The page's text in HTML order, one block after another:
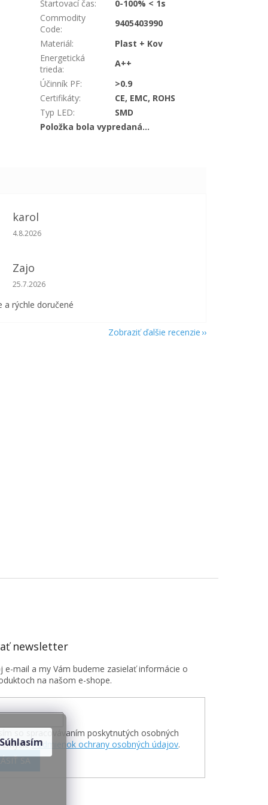
Súhlasím
Štartovací čas:
0-100% < 1s
Commodity
Code:
9405403990
Materiál:
Plast + Kov
Energetická
trieda:
A++
Účinník PF:
>0.9
Certifikáty:
CE, EMC, ROHS
Typ LED:
SMD
Položka bola vypredaná…
karol
Hodnotenie obchodu je 5 z 5 hviezdičiek.
4.8.2026
Zajo
Hodnotenie obchodu je 5 z 5 hviezdičiek.
25.7.2026
a rýchle doručené
Zobraziť ďalšie recenzie
newsletter
e-mail a my Vám budeme zasielať informácie o
na našom e-shope.
so spracovávaním poskytnutých osobných
zmyslePodmienok ochrany osobných údajov.
SA